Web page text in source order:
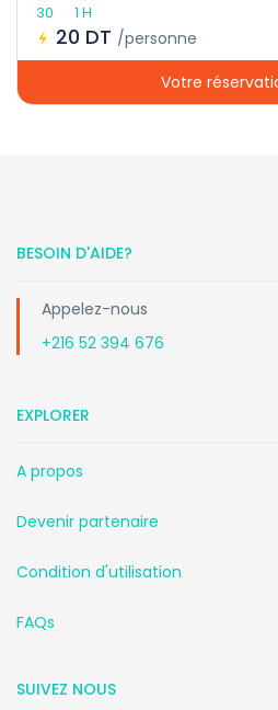
30 1 H
20 DT /personne
Votre
BESOIN D'AIDE?
Appelez-nous
+216 52 394 676
EXPLORER
A propos
Devenir partenaire
Condition d'utilisation
FAQs
SUIVEZ NOUS